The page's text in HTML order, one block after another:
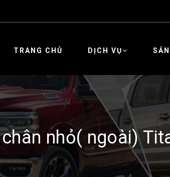
TRANG CHỦ DỊCH VỤ
nhỏ( ngoài)